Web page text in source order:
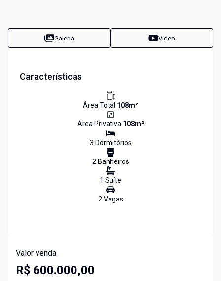
Galeria Vídeo
Características
Área Total 108m²
Área Privativa 108m²
3 Dormitórios
2Banheiros
1 Suíte
2Vagas
Valor venda
R$ 600.000,00